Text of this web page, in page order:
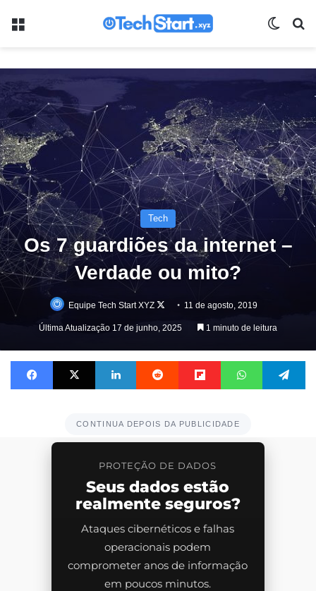
Menu
Tech
Os 7 guardiões da internet –
Verdade ou mito?
Equipe Tech Start XYZ
Follow11 de agosto, 2019
Última Atualização 17 de junho, 2025 1 minuto de leitura
Facebook X Linkedin Reddit Flipboard WhatsApp
CONTINUA DEPOIS DA PUBLICIDADE
PROTEÇÃO DE DADOS
Seus dados estão
realmente seguros?
Ataques cibernéticos e falhas
operacionais podem
comprometer anos de informação
em poucos minutos.